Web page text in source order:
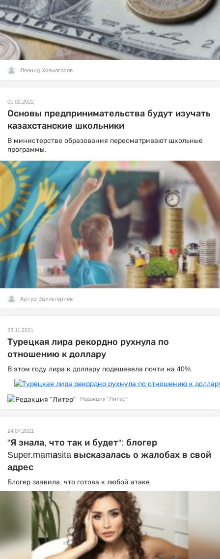
Леонид Холмагоров
01.02.2022
Основы предпринимательства будут изучать
казахстанские школьники
В министерстве образования пересматривают школьные
программы.
Артур Эдильгериев
23.11.2021
Турецкая лира рекордно рухнула по
отношению к доллару
В этом году лира к доллару подешевела почти на 40%.
Редакция "Литер"
24.07.2021
"Я знала, что так и будет": блогер
Super.mamаsita высказалась о жалобах в свой
адрес
Блогер заявила, что готова к любой атаке.